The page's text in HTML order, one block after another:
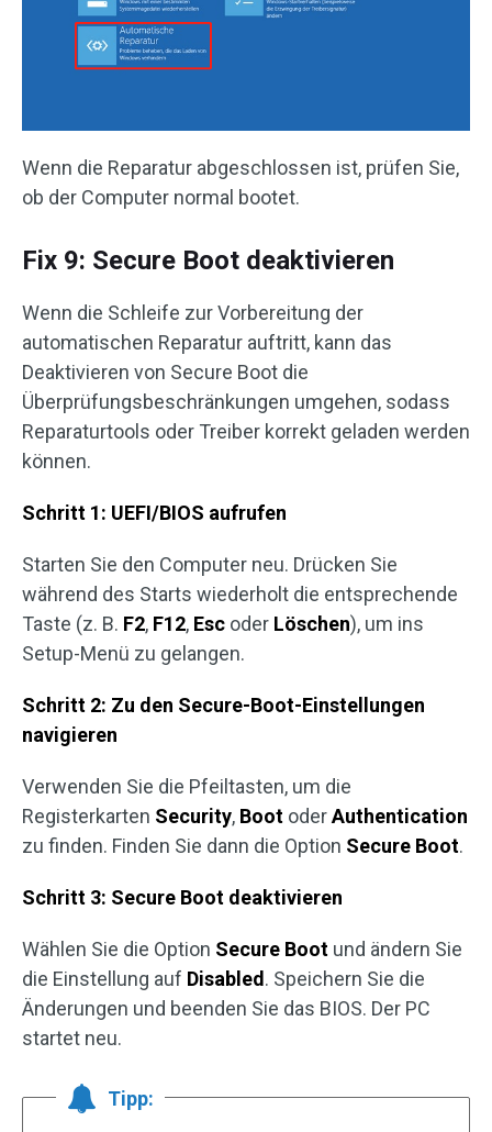
Wenn die Reparatur abgeschlossen ist, prüfen Sie,
ob der Computer normal bootet.
Fix 9: Secure Boot deaktivieren
Wenn die Schleife zur Vorbereitung der
automatischen Reparatur auftritt, kann das
Deaktivieren von Secure Boot die
Überprüfungsbeschränkungen umgehen, sodass
Reparaturtools oder Treiber korrekt geladen werden
können.
Schritt 1: UEFI/BIOS aufrufen
Starten Sie den Computer neu. Drücken Sie
während des Starts wiederholt die entsprechende
Taste (z. B. F2, F12, Esc oder Löschen), um ins
Setup-Menü zu gelangen.
Schritt 2: Zu den Secure-Boot-Einstellungen
navigieren
Verwenden Sie die Pfeiltasten, um die
Registerkarten Security, Boot oderAuthentication
zu finden. Finden Sie dann die Option Secure Boot.
Schritt 3: Secure Boot deaktivieren
Wählen Sie die Option Secure Boot und ändern Sie
die Einstellung auf Disabled. Speichern Sie die
Änderungen und beenden Sie das BIOS. Der PC
startet neu.
Tipp: